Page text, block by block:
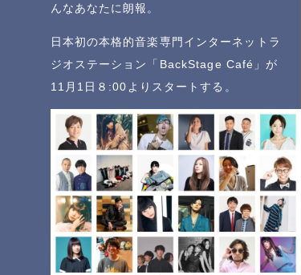
んなあなたに朗報。
日本初の本格的音楽専門インターネットラ
ジオステーション「BackStage Café」が
11月1日８:00よりスタートする。